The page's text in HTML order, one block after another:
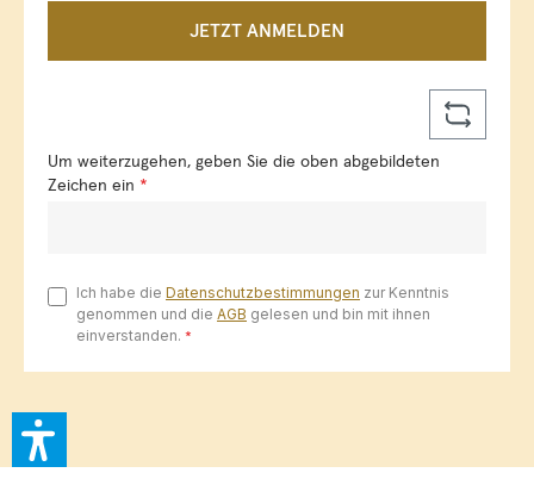
JETZT ANMELDEN
Um weiterzugehen, geben Sie die oben abgebildeten
Zeichen ein *
Ich habe die Datenschutzbestimmungen zur Kenntnis
genommen und die AGB gelesen und bin mit ihnen
einverstanden. *